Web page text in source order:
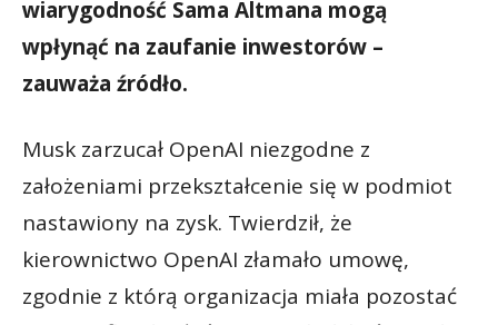
wiarygodność Sama Altmana mogą
wpłynąć na zaufanie inwestorów –
zauważa źródło.
Musk zarzucał OpenAI niezgodne z
założeniami przekształcenie się w podmiot
nastawiony na zysk. Twierdził, że
kierownictwo OpenAI złamało umowę,
zgodnie z którą organizacja miała pozostać